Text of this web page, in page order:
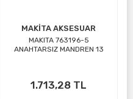
MAKİTA AKSESUAR
MAKITA 763196-5
ANAHTARSIZ MANDREN 13
1.713,28 TL